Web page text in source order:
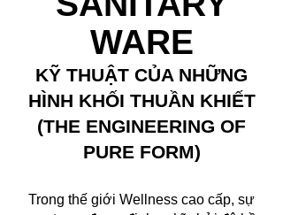
WARE
KỸ THUẬT CỦA NHỮNG
HÌNH KHỐI THUẦN KHIẾT
(THE ENGINEERING OF
PURE FORM)
Trong thế giới Wellness cao cấp, sự